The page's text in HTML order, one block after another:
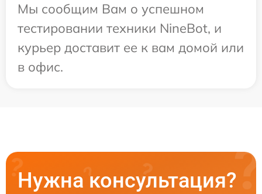
Мы сообщим Вам о успешном
тестировании техники NineBot, и
курьер доставит ее к вам домой или
в офис.
Нужна консультация?